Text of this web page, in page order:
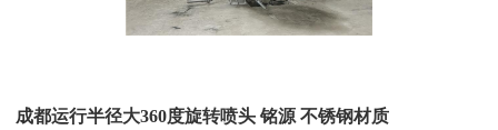
成都运行半径大360度旋转喷头 铭源 不锈钢材质